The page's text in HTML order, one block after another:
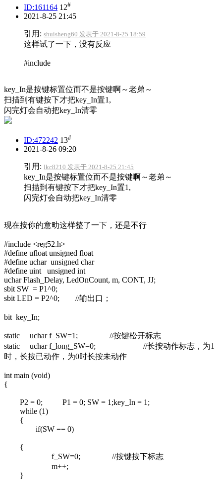
ID:161164 12#
2021-8-25 21:45
引用: shuisheng60 发表于 2021-8-25 18:59
这样试了一下，没有反应
#include
key_In是按键标置位而不是按键啊～老弟～
扫描到有键按下才把key_In置1,
闪完灯会自动把key_In清零
ID:472242 13#
2021-8-26 09:20
引用: lkc8210 发表于 2021-8-25 21:45
key_In是按键标置位而不是按键啊～老弟～
扫描到有键按下才把key_In置1,
闪完灯会自动把key_In清零
现在按你的意㽖这样整了一下，还是不行
#include <reg52.h>
#define ufloat unsigned float
#define uchar unsigned char
#define uint unsigned int
uchar Flash_Delay, LedOnCount, m, CONT, JJ;
sbit SW = P1^0;
sbit LED = P2^0; //输出口；
bit key_In;
static uchar f_SW=1; //按键松开标志
static uchar f_long_SW=0; //长按动作标志，为1
时，长按已动作，为0时长按未动作
int main (void)
{
P2 = 0; P1 = 0; SW = 1;key_In = 1;
while (1)
{
if(SW == 0)
{
f_SW=0; //按键按下标志
m++;
}